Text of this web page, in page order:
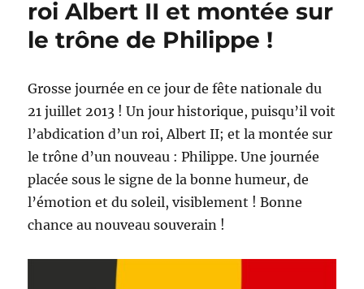
roi Albert II et montée sur
le trône de Philippe !
Grosse journée en ce jour de fête nationale du
21 juillet 2013 ! Un jour historique, puisqu’il voit
l’abdication d’un roi, Albert II; et la montée sur
le trône d’un nouveau : Philippe. Une journée
placée sous le signe de la bonne humeur, de
l’émotion et du soleil, visiblement ! Bonne
chance au nouveau souverain !